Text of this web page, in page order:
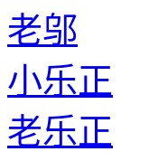
老邬
小乐正
老乐正